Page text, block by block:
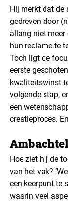
Hij merkt dat de
gedreven door
allang niet meer
hun reclame te
Toch ligt de
eerste
kwaliteitswinst
volgende stap,
een
creatieproces.
Hoe ziet hij de
van het vak?
een keerpunt te
waarin veel